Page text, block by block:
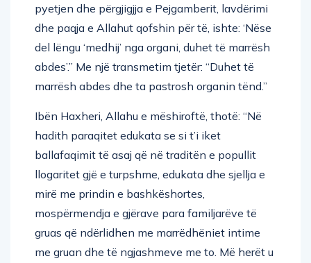
pyetjen dhe përgjigjja e Pejgamberit, lavdërimi
dhe paqja e Allahut qofshin për të, ishte: ‘Nëse
del lëngu ‘medhij’ nga organi, duhet të marrësh
abdes’.” Me një transmetim tjetër: “Duhet të
marrësh abdes dhe ta pastrosh organin tënd.”
Ibën Haxheri, Allahu e mëshiroftë, thotë: “Në
hadith paraqitet edukata se si t’i iket
ballafaqimit të asaj që në traditën e popullit
llogaritet gjë e turpshme, edukata dhe sjellja e
mirë me prindin e bashkëshortes,
mospërmendja e gjërave para familjarëve të
gruas që ndërlidhen me marrëdhëniet intime
me gruan dhe të ngjashmeve me to. Më herët u